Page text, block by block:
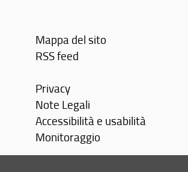
Mappa del sito
RSS feed
Privacy
Note Legali
Accessibilità e usabilità
Monitoraggio